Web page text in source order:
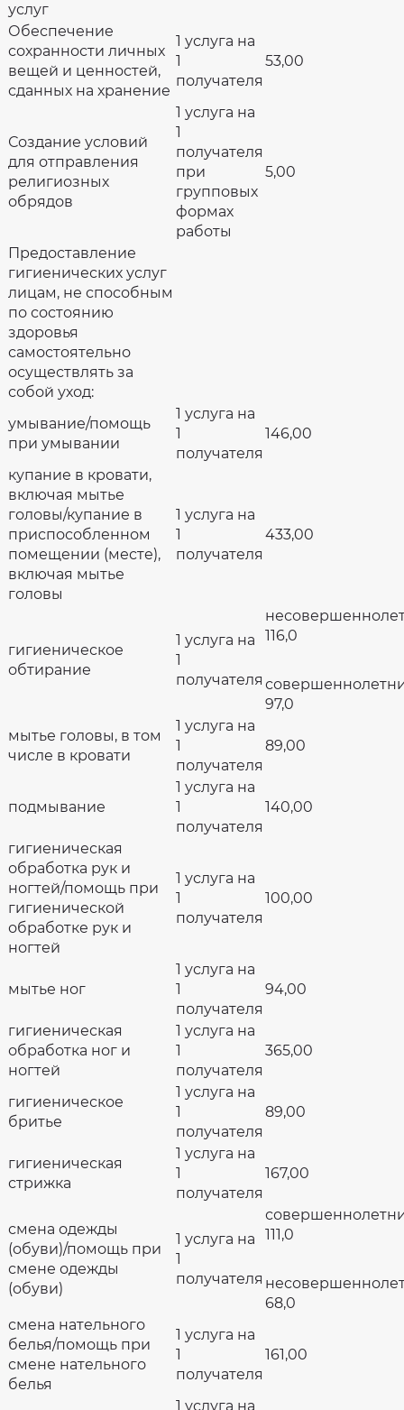
услуг
Обеспечение
сохранности личных
вещей и ценностей,
сданных на хранение
1 услуга на
1
получателя
53,00
Создание условий
для отправления
религиозных
обрядов
1 услуга на
1
получателя
при
групповых
формах
работы
5,00
Предоставление
гигиенических услуг
лицам, не способным
по состоянию
здоровья
самостоятельно
осуществлять за
собой уход:
умывание/помощь
при умывании
1 услуга на
1
получателя
146,00
купание в кровати,
включая мытье
головы/купание в
приспособленном
помещении (месте),
включая мытье
головы
1 услуга на
1
получателя
433,00
гигиеническое
обтирание
1 услуга на
1
получателя
116,0
97,0
мытье головы, в том
числе в кровати
1 услуга на
1
получателя
89,00
подмывание
1 услуга на
1
получателя
140,00
гигиеническая
обработка рук и
ногтей/помощь при
гигиенической
обработке рук и
ногтей
1 услуга на
1
получателя
100,00
мытье ног
1 услуга на
1
получателя
94,00
гигиеническая
обработка ног и
ногтей
1 услуга на
1
получателя
365,00
гигиеническое
бритье
1 услуга на
1
получателя
89,00
гигиеническая
стрижка
1 услуга на
1
получателя
167,00
смена одежды
(обуви)/помощь при
смене одежды
(обуви)
1 услуга на
1
получателя
111,0
68,0
смена нательного
белья/помощь при
смене нательного
белья
1 услуга на
1
получателя
161,00
1 услуга на